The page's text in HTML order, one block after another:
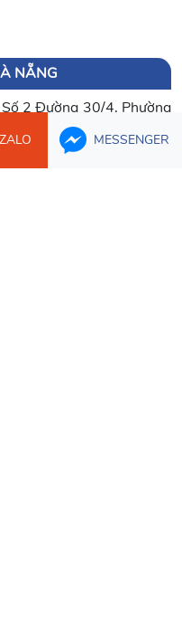
NẴNG
2 Đường 30/4, Phường
MESSENGER